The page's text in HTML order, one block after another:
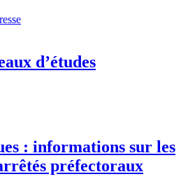
d’études
: informations sur les
préfectoraux